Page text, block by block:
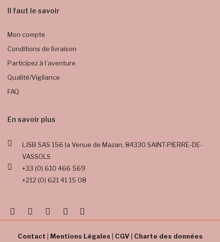
Il faut le savoir
Mon compte
Conditions de livraison
Participez à l’aventure
Qualité/Vigilance
FAQ
En savoir plus
LJSB SAS 156 la Venue de Mazan, 84330 SAINT-PIERRE-DE-
VASSOLS
+33 (0) 610 466 569
+212 (0) 621 41 15 08
Contact | Mentions Légales | CGV | Charte des données